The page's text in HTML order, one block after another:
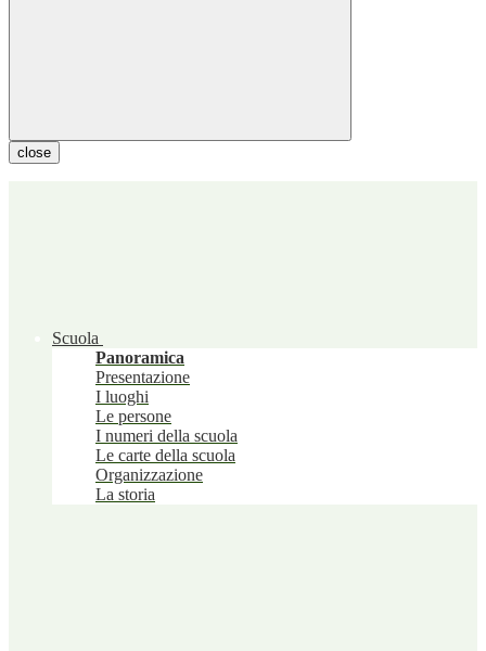
close
Scuola
Panoramica
Presentazione
I luoghi
Le persone
I numeri della scuola
Le carte della scuola
Organizzazione
La storia